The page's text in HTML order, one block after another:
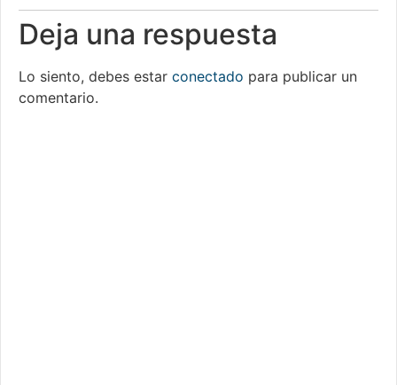
Deja una respuesta
Lo siento, debes estar conectado para publicar un
comentario.